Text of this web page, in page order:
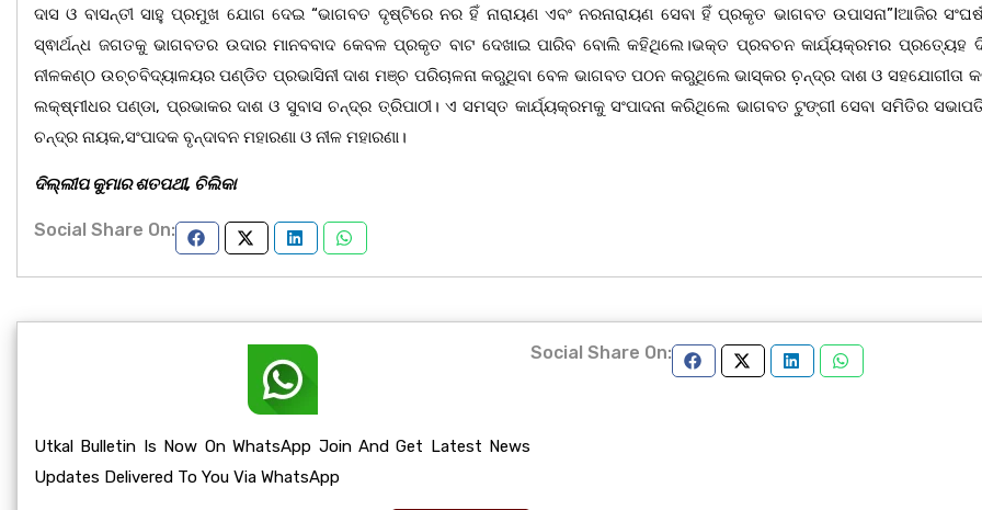
ଦାସ ଓ ବାସନ୍ତୀ ସାହୁ ପ୍ରମୁଖ ଯୋଗ ଦେଇ “ଭାଗବତ ଦୃଷ୍ଟିରେ ନର ହିଁ ନାରାୟଣ ଏବଂ ନରନାରାୟଣ ସେବା ହିଁ ପ୍ରକୃତ ଭାଗବତ ଉପାସନା”Iଆଜିର
ସ୍ଵାର୍ଥନ୍ଧ ଜଗତକୁ ଭାଗବତର ଉଦାର ମାନବବାଦ କେବଳ ପ୍ରକୃତ ବାଟ ଦେଖାଇ ପାରିବ ବୋଲି କହିଥିଲେ।ଭକ୍ତ ପ୍ରବଚନ କାର୍ଯ୍ୟକ୍ରମର ପ୍ରତ୍ୟେହ
ନୀଳକଣ୍ଠ ଉଚ୍ଚବିଦ୍ୟାଳୟର ପଣ୍ଡିତ ପ୍ରଭାସିନୀ ଦାଶ ମଞ୍ଚ ପରିଚାଳନା କରୁଥିବା ବେଳ ଭାଗବତ ପଠନ କରୁଥିଲେ ଭାସ୍କର ଚ଼ନ୍ଦ୍ର ଦାଶ ଓ ସହଯୋଗୀତା
ଲକ୍ଷ୍ମୀଧର ପଣ୍ଡା, ପ୍ରଭାକର ଦାଶ ଓ ସୁବାସ ଚନ୍ଦ୍ର ତ୍ରିପାଠୀ। ଏ ସମସ୍ତ କାର୍ଯ୍ୟକ୍ରମକୁ ସଂପାଦନା କରିଥିଲେ ଭାଗବତ ଟୁଙ୍ଗୀ ସେବା ସମିତିର
ଚନ୍ଦ୍ର ନାୟକ,ସଂପାଦକ ବୃନ୍ଦାବନ ମହାରଣା ଓ ନୀଳ ମହାରଣା।
ଦିଲ୍ଲୀପ କୁମାର ଶତପଥୀ, ଚିଲିକା
Social Share On:
Utkal Bulletin Is Now On WhatsApp Join And Get Latest News
Updates Delivered To You Via WhatsApp
Social Share On: